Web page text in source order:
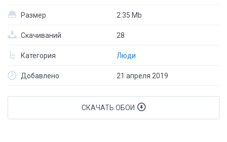
Размер 2.35 Mb
Скачиваний 28
Категория Люди
Добавлено 21 апреля 2019
СКАЧАТЬ ОБОИ